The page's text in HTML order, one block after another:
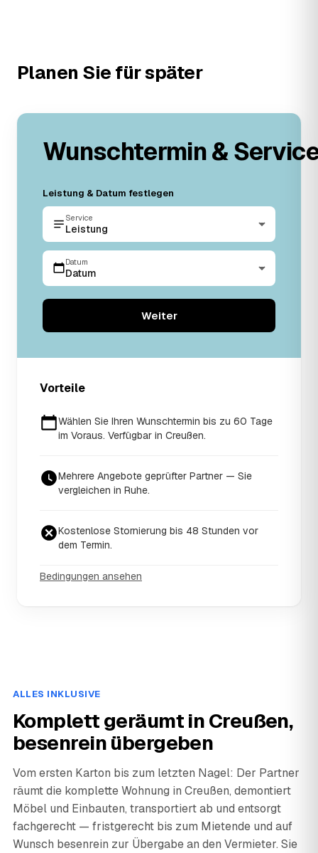
Planen Sie für später
Wunschtermin &
Leistung & Datum festlegen
Service
Leistung
Datum
Datum
Weiter
Vorteile
Wählen Sie Ihren Wunschtermin bis zu 60 Tage
im Voraus. Verfügbar in Creußen.
Mehrere Angebote geprüfter Partner — Sie
vergleichen in Ruhe.
Kostenlose Stornierung bis 48 Stunden vor
dem Termin.
Bedingungen ansehen
ALLES INKLUSIVE
Komplett geräumt in Creußen,
besenrein übergeben
Vom ersten Karton bis zum letzten Nagel: Der Partner
räumt die komplette Wohnung in Creußen, demontiert
Möbel und Einbauten, transportiert ab und entsorgt
fachgerecht — fristgerecht bis zum Mietende und auf
Wunsch besenrein zur Übergabe an den Vermieter. Sie